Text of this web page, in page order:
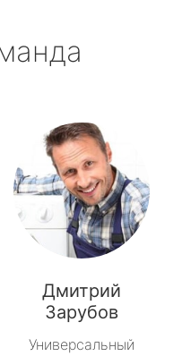
Дмитрий
Зарубов
Универсальный